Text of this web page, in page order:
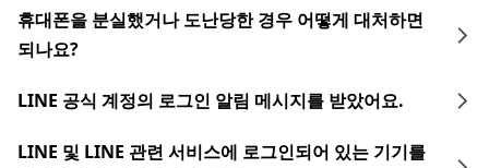
휴대폰을 분실했거나 도난당한 경우 어떻게 대처하면
되나요?
LINE 공식 계정의 로그인 알림 메시지를 받았어요.
LINE 및 LINE 관련 서비스에 로그인되어 있는 기기를